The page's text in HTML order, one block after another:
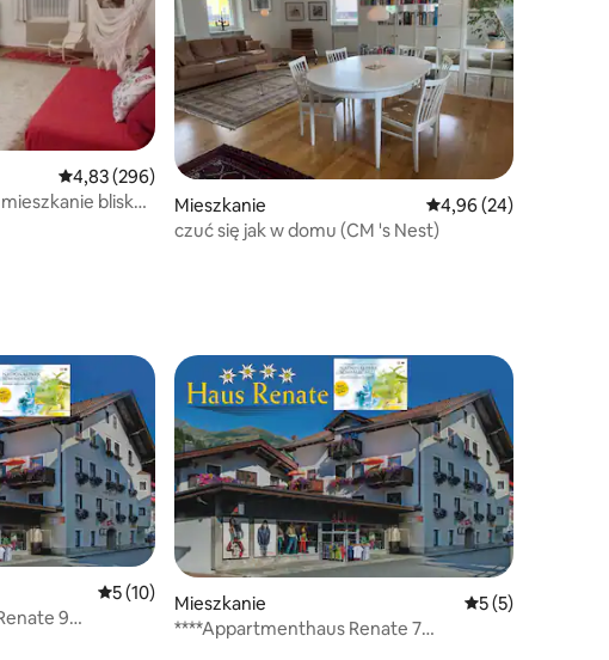
274Średnia ocena: 4,83 na 5, liczba recenzji: 296
4,83 (296)
blisko
Mieszkanie Średnia ocena: 4,96
4,96 (24)
czuć się jak w domu (CM 's Nest)
Średnia ocena: 5 na 5, liczba recenzji: 10
5 (10)
9
Mieszkanie Średnia ocena: 5
5 (5)
****Appartmenthaus Renate 7